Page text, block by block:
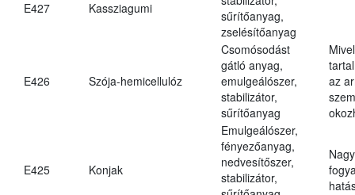
E427 Kassziagumi
sűrítőanyag,
zselésítőanyag
E426 Szója-hemicellulóz
Csomósodást
gátló anyag,
emulgeálószer,
stabilizátor,
sűrítőanyag
az
E425 Konjak
Emulgeálószer,
fényezőanyag,
nedvesítőszer,
stabilizátor,